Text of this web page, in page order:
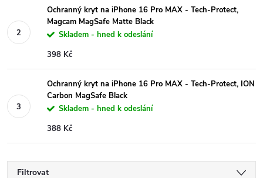
Ochranný kryt na iPhone 16 Pro MAX - Tech-Protect,
Magcam MagSafe Matte Black
Skladem - hned k odeslání
398 Kč
Ochranný kryt na iPhone 16 Pro MAX - Tech-Protect, ION
Carbon MagSafe Black
Skladem - hned k odeslání
388 Kč
Filtrovat